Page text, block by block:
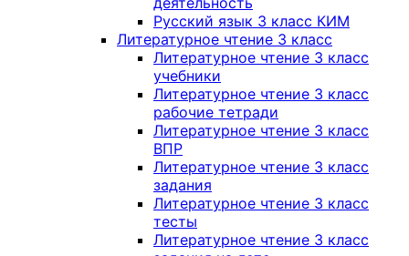
Русский язык 3 класс КИМ
Литературное чтение 3 класс
Литературное чтение 3 класс
учебники
Литературное чтение 3 класс
рабочие тетради
Литературное чтение 3 класс
ВПР
Литературное чтение 3 класс
задания
Литературное чтение 3 класс
тесты
Литературное чтение 3 класс